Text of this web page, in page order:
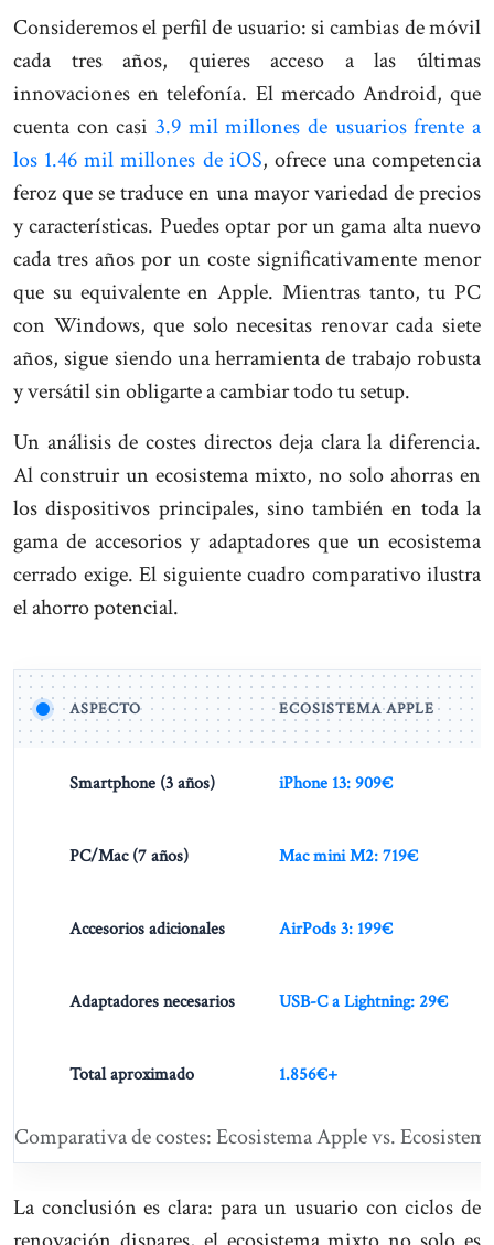
Consideremos el perfil de usuario: si cambias de móvil
cada tres años, quieres acceso a las últimas
innovaciones en telefonía. El mercado Android, que
cuenta con casi 3.9 mil millones de usuarios frente a
los 1.46 mil millones de iOS, ofrece una competencia
feroz que se traduce en una mayor variedad de precios
y características. Puedes optar por un gama alta nuevo
cada tres años por un coste significativamente menor
que su equivalente en Apple. Mientras tanto, tu PC
con Windows, que solo necesitas renovar cada siete
años, sigue siendo una herramienta de trabajo robusta
y versátil sin obligarte a cambiar todo tu setup.
Un análisis de costes directos deja clara la diferencia.
Al construir un ecosistema mixto, no solo ahorras en
los dispositivos principales, sino también en toda la
gama de accesorios y adaptadores que un ecosistema
cerrado exige. El siguiente cuadro comparativo ilustra
el ahorro potencial.
Comparativa de costes: Ecosistema Apple vs.
ASPECTO ECOSISTEMA APPLE
Smartphone (3 años) iPhone 13: 909€
PC/Mac (7 años) Mac mini M2: 719€
Accesorios adicionales AirPods 3: 199€
Adaptadores necesarios USB-C a Lightning: 29€
Total aproximado 1.856€+
La conclusión es clara: para un usuario con ciclos de